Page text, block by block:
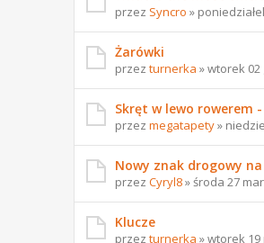
przez Syncro »
Żarówki
przez turnerka » wtorek 02
Skręt w lewo rowerem
przez megatapety»
Nowy znak drogowy
przez Cyryl8» środa 27
Klucze
przez turnerka » wtorek 19